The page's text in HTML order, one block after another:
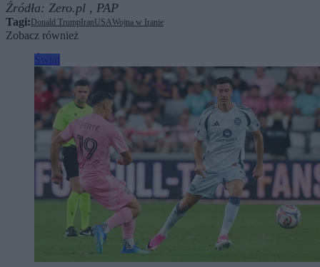
Źródła: Zero.pl , PAP
Tagi: Donald Trump IranUSAWojna w Iranie
Zobacz również